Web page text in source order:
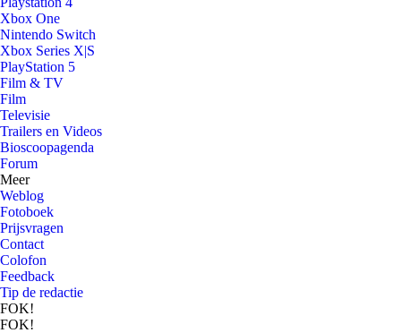
Xbox One
Nintendo Switch
Xbox Series X|S
PlayStation 5
Film & TV
Film
Televisie
Trailers en Videos
Bioscoopagenda
Forum
Meer
Weblog
Fotoboek
Prijsvragen
Contact
Colofon
Feedback
Tip de redactie
FOK!
FOK!